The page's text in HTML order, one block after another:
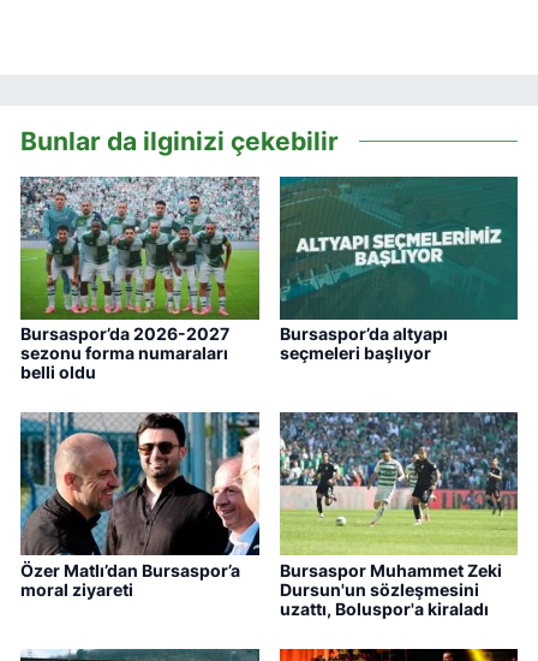
Bunlar da ilginizi çekebilir
Bursaspor’da 2026-2027
sezonu forma numaraları
belli oldu
Bursaspor’da altyapı
seçmeleri başlıyor
Özer Matlı’dan Bursaspor’a
moral ziyareti
Bursaspor Muhammet Zeki
Dursun'un sözleşmesini
uzattı, Boluspor'a kiraladı